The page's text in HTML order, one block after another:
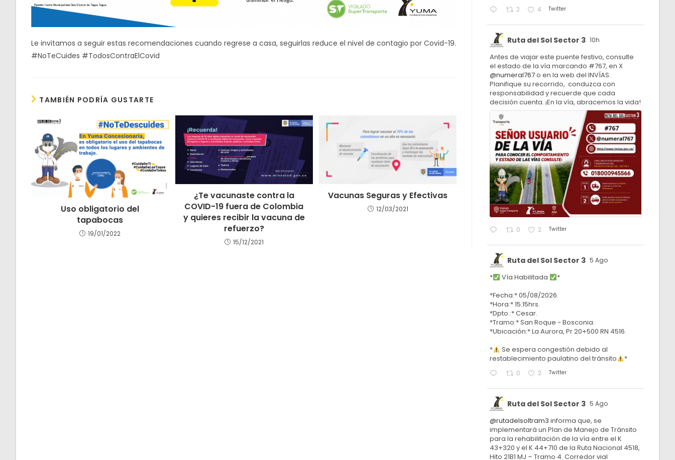
Le invitamos a seguir estas recomendaciones cuando regrese a casa, seguirlas reduce el nivel de contagio por Covid-19.
#NoTeCuides #TodosContraElCovid
TAMBIÉN PODRÍA GUSTARTE
Uso obligatorio del
tapabocas
19/01/2022
¿Te vacunaste contra la
COVID-19 fuera de Colombia
y quieres recibir la vacuna de
refuerzo?
15/12/2021
Vacunas Seguras y Efectivas
12/03/2021
2 4 Twitter
Ruta del Sol Sector 3 10h
Antes de viajar este puente festivo, consulte
el estado de la vía marcando #767, en X
@numeral767o en la web del INVÍAS.
Planifique su recorrido, conduzca con
responsabilidad y recuerde que cada
decisión cuenta. ¡En la vía, abracemos la vida!
0 2 Twitter
Ruta del Sol Sector 3 5 Ago
* Vía Habilitada
*
*Fecha:* 05/08/2026.
*Hora:* 15:15hrs.
*Dpto.:* Cesar.
*Tramo:* San Roque - Bosconia.
*Ubicación:* La Aurora, Pr 20+500 RN 4516.
*
Se espera congestión debido al
restablecimiento paulatino del tránsito
*
0 2 Twitter
Ruta del Sol Sector 3 5 Ago
@rutadelsoltram3 informa que, se
implementará un Plan de Manejo de Tránsito
para la rehabilitación de la vía entre el K
43+320 y el K 44+710 de la Ruta Nacional 4518,
Hito 21B1 MJ – Tramo 4. Corredor vial